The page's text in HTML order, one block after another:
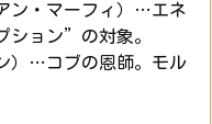
ン・マーフィ）…エネ
ション”の対象。
）…コブの恩師。モル